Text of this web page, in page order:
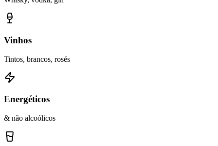
Vinhos
Tintos, brancos, rosés
Energéticos
& não alcoólicos